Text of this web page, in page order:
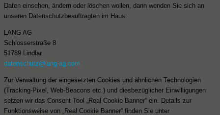
Daten einsehen, ändern oder löschen wollen, dann wenden Sie sich an
unseren Datenschutzbeauftragten im Haus:
LANG AG
Schlosserstraße 8
51789 Lindlar
datenschutz@lang-ag.com
Zur Verwaltung der eingesetzten Cookies und ähnlichen Technologien
(Tracking-Pixel, Web-Beacons etc.) und diesbezüglicher Einwilligungen
setzen wir das Consent Tool „Real Cookie Banner“ ein. Details zur
Funktionsweise von „Real Cookie Banner“ finden Sie unter